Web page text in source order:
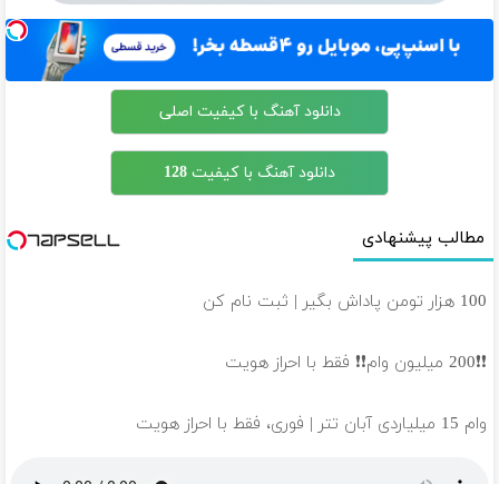
دانلود آهنگ با کیفیت اصلی
دانلود آهنگ با کیفیت 128
مطالب پیشنهادی
100 هزار تومن پاداش بگیر | ثبت نام کن
❗❗200 میلیون وام❗❗ فقط با احراز هویت
وام 15 میلیاردی آبان تتر | فوری، فقط با احراز هویت